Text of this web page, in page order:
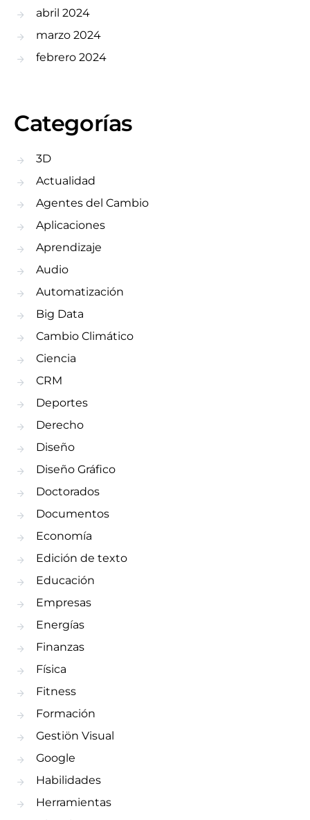
abril 2024
marzo 2024
febrero 2024
Categorías
3D
Actualidad
Agentes del Cambio
Aplicaciones
Aprendizaje
Audio
Automatización
Big Data
Cambio Climático
Ciencia
CRM
Deportes
Derecho
Diseño
Diseño Gráfico
Doctorados
Documentos
Economía
Edición de texto
Educación
Empresas
Energías
Finanzas
Física
Fitness
Formación
Gestiön Visual
Google
Habilidades
Herramientas